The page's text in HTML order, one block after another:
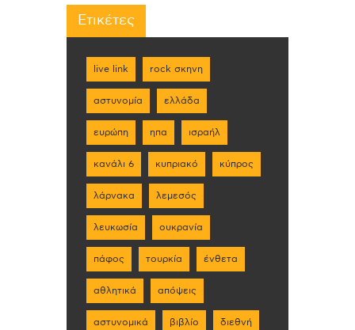
Ετικέτες
live link rock σκηνη
αστυνομία ελλάδα
ευρώπη ηπα ισραήλ
κανάλι 6 κυπριακό κύπρος
λάρνακα λεμεσός
λευκωσία ουκρανία
πάφος τουρκία ένθετα
αθλητικά απόψεις
αστυνομικά βιβλίο διεθνή